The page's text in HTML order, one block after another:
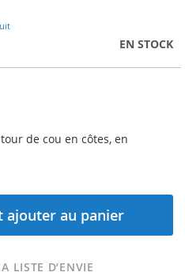
EN STOCK
de cou en côtes, en
ajouter au panier
LISTE D’ENVIE